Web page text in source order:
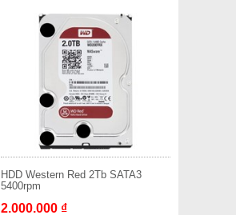
HDD Western Red 2Tb SATA3
5400rpm
2.000.000 ₫